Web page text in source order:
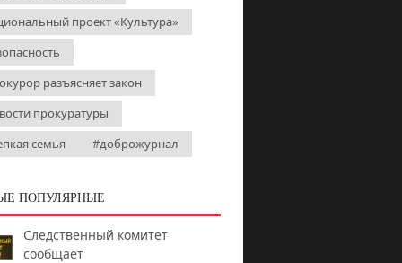
проект «Культура»
разъясняет закон
прокуратуры
семья
#доброжурнал
ПОПУЛЯРНЫЕ
Следственный комитет
сообщает